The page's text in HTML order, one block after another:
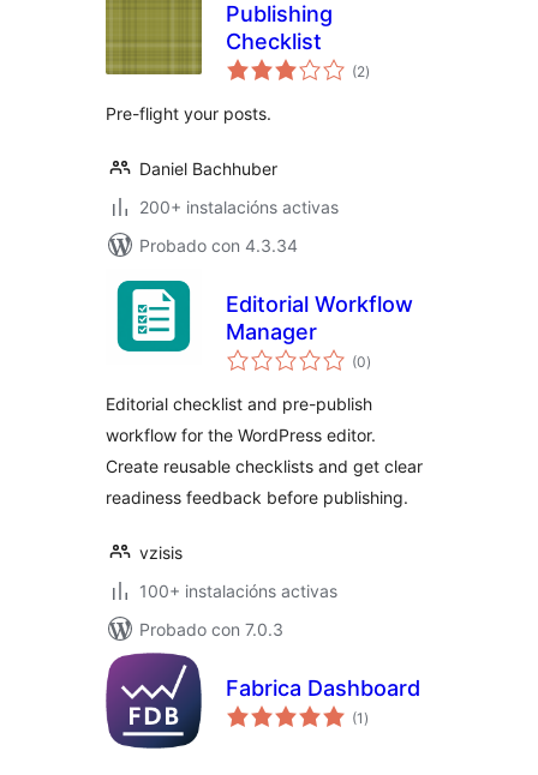
Publishing
Checklist
(2valoracións
totais
)
Pre-flight your posts.
Daniel Bachhuber
200+ instalacións activas
Probado con 4.3.34
Editorial Workflow
Manager
(0valoracións
totais
)
Editorial checklist and pre-publish
workflow for the WordPress editor.
Create reusable checklists and get clear
readiness feedback before publishing.
vzisis
100+ instalacións activas
Probado con 7.0.3
Fabrica Dashboard
(1 valoracións
totais
)